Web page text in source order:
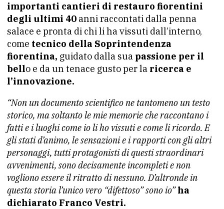
importanti cantieri di restauro fiorentini
degli ultimi 40 anni raccontati dalla penna
salace e pronta di chi li ha vissuti dall’interno,
come tecnico della Soprintendenza
fiorentina, guidato dalla sua passione per il
bello e da un tenace gusto per la ricerca e
l’innovazione.
“Non un documento scientifico ne tantomeno un testo
storico, ma soltanto le mie memorie che raccontano i
fatti e i luoghi come io li ho vissuti e come li ricordo. E
gli stati d’animo, le sensazioni e i rapporti con gli altri
personaggi, tutti protagonisti di questi straordinari
avvenimenti, sono decisamente incompleti e non
vogliono essere il ritratto di nessuno. D’altronde in
questa storia l’unico vero “difettoso” sono io”ha
dichiarato Franco Vestri.